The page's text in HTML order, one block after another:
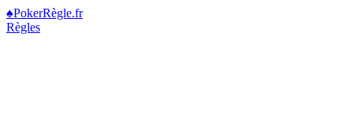
♠PokerRègle.fr
Règles